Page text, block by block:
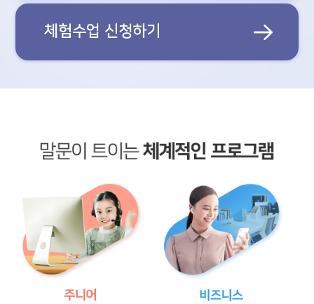
체험수업 신청하기